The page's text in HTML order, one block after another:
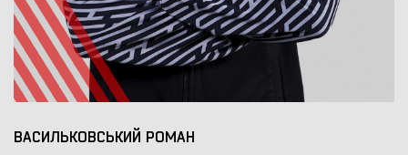
ВАСИЛЬКОВСЬКИЙ РОМАН